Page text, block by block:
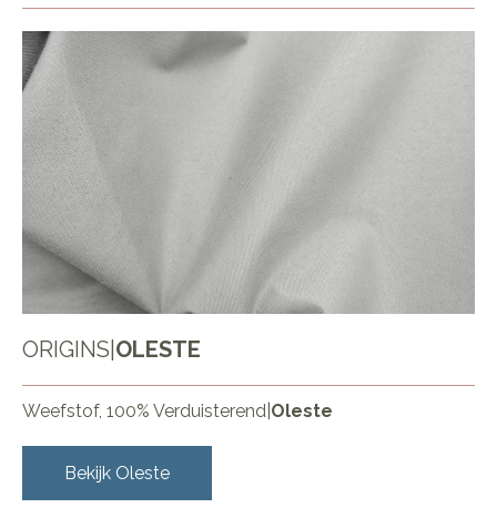
ORIGINS OLESTE
Weefstof, 100% Verduisterend Oleste
Bekijk Oleste